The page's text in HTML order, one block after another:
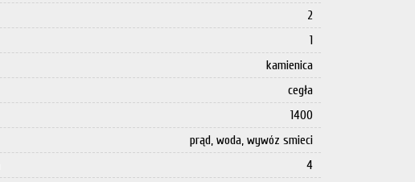
2
1
kamienica
cegła
1400
prąd, woda, wywóz smieci
4